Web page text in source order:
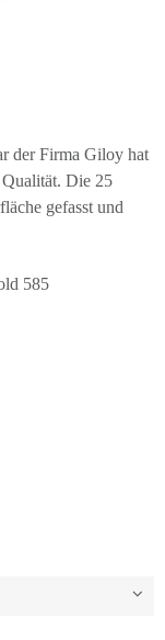
der Firma Giloy hat
Qualität. Die 25
gefasst und
585